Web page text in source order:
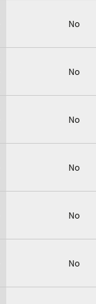
No
No
No
No
No
No